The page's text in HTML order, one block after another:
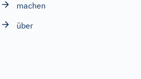
machen
über